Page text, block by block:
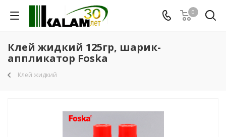
0
Клей жидкий 125гр, шарик-
аппликатор Foska
Клей жидкий